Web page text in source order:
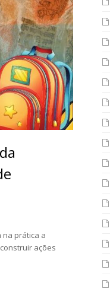
na prática a
ações